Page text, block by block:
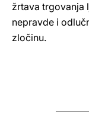
žrtava trgovanja
nepravde i
zločinu.